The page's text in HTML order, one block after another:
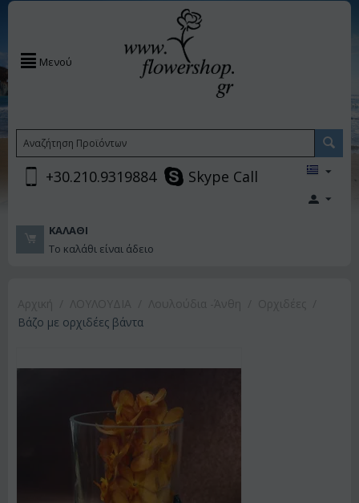
Μενού
+30.210.9319884 Skype Call
ΚΑΛΆΘΙ
Το καλάθι είναι άδειο
Βάζο με ορχιδέες βάντα